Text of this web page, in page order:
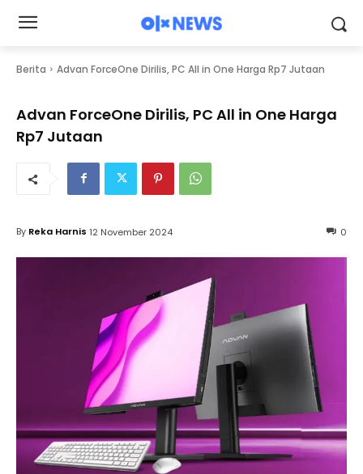
Berita Advan ForceOne Dirilis, PC All in One Harga Rp7 Jutaan
Advan ForceOne Dirilis, PC All in One Harga
Rp7 Jutaan
0
By Reka Harnis 12 November 2024